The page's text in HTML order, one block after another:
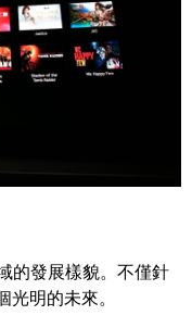
的發展樣貌。不僅針
明的未來。